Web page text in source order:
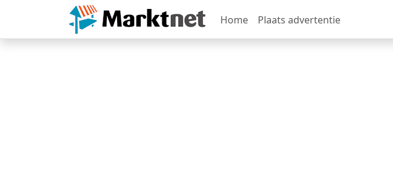
Home Plaats advertentie